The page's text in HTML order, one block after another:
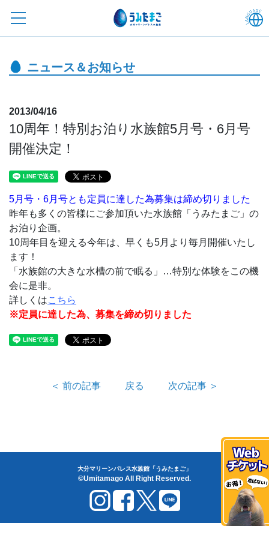
ニュース＆お知らせ
2013/04/16
10周年！特別お泊り水族館5月号・6月号
開催決定！
5月号・6月号とも定員に達した為募集は締め切りました
昨年も多くの皆様にご参加頂いた水族館「うみたまご」の
お泊り企画。
10周年目を迎える今年は、早くも5月より毎月開催いたし
ます！
「水族館の大きな水槽の前で眠る」…特別な体験をこの機
会に是非。
詳しくはこちら
※定員に達した為、募集を締め切りました
＜ 前の記事 戻る 次の記事 ＞
大分マリーンパレス水族館「うみたまご」
©Umitamago All Right Reserved.